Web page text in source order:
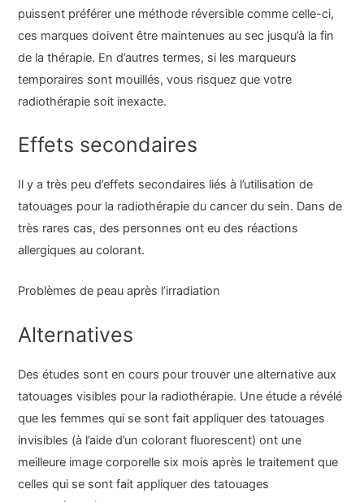
puissent préférer une méthode réversible comme celle-ci,
ces marques doivent être maintenues au sec jusqu’à la fin
de la thérapie. En d’autres termes, si les marqueurs
temporaires sont mouillés, vous risquez que votre
radiothérapie soit inexacte.
Effets secondaires
Il y a très peu d’effets secondaires liés à l’utilisation de
tatouages pour la radiothérapie du cancer du sein. Dans de
très rares cas, des personnes ont eu des réactions
allergiques au colorant.
Problèmes de peau après l’irradiation
Alternatives
Des études sont en cours pour trouver une alternative aux
tatouages visibles pour la radiothérapie. Une étude a révélé
que les femmes qui se sont fait appliquer des tatouages
invisibles (à l’aide d’un colorant fluorescent) ont une
meilleure image corporelle six mois après le traitement que
celles qui se sont fait appliquer des tatouages